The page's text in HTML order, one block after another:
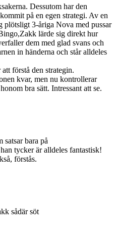
Dessutom har den
på en egen strategi. Av en
plötsligt 3-åriga Nova med pussar
lärde sig direkt hur
dem med glad svans och
in händerna och står alldeles
förstå den strategin.
kvar, men nu kontrollerar
bra sätt. Intressant att se.
bara på
tycker är alldeles fantastisk!
förstås.
sådär söt